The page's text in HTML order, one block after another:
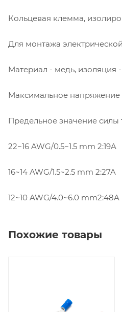
Кольцевая клемма,
Для монтажа
Материал - медь, изоляция
Максимальное напряжение
Предельное значение силы
22~16 AWG/0.5~1.5 mm 2:19A
16~14 AWG/1.5~2.5 mm 2:27A
12~10 AWG/4.0~6.0 mm2:48A
Похожие товары